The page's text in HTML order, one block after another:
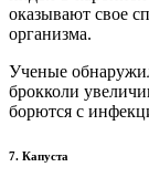
оказывают свое
организма.
Ученые
брокколи
борются с
7. Капуста